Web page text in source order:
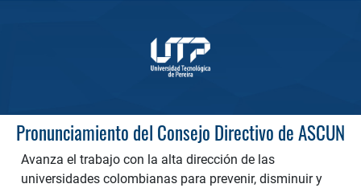
Pronunciamiento del Consejo Directivo de ASCUN
Avanza el trabajo con la alta dirección de las
universidades colombianas para prevenir, disminuir y